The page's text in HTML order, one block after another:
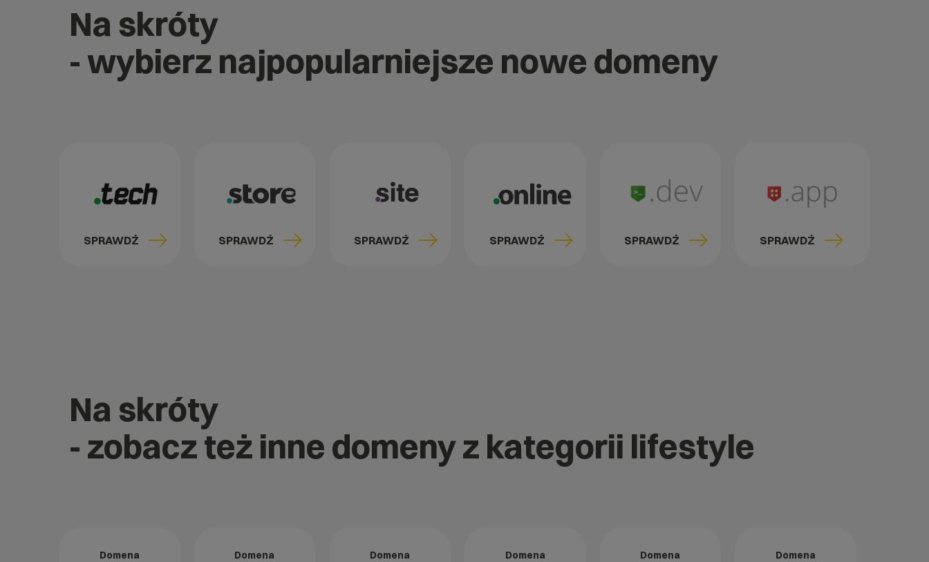
Na skróty
- wybierz najpopularniejsze nowe domeny
SPRAWDŹ SPRAWDŹ SPRAWDŹ SPRAWDŹ SPRAWDŹ SPRAWDŹ
Na skróty
- zobacz też inne domeny z kategorii lifestyle
Domena Domena Domena Domena Domena Domena